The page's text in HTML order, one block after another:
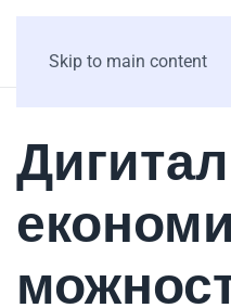
Skip to main content